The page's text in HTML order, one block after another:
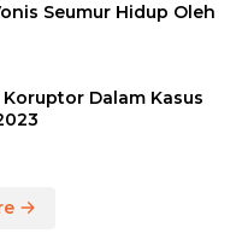
Seumur Hidup Oleh
Dalam Kasus